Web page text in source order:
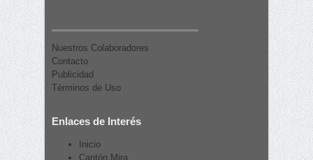
Nuestros Colaboradores
Contacto
Publicidad
Términos de Uso
Enlaces de Interés
Inicio
Cantón Mira